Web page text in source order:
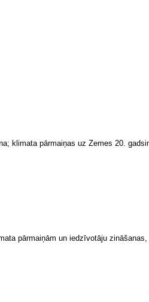
klimata pārmaiņas uz Zemes 20.
pārmaiņām un iedzīvotāju